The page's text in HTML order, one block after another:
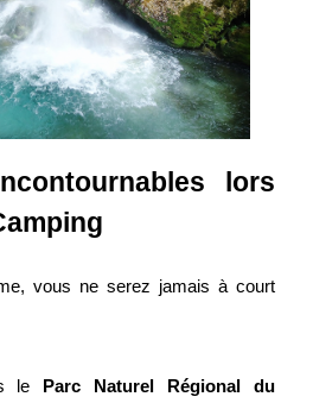
lors
vous ne serez jamais à court
le
Parc Naturel Régional du